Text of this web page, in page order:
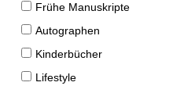
Frühe Manuskripte
Autographen
Kinderbücher
Lifestyle